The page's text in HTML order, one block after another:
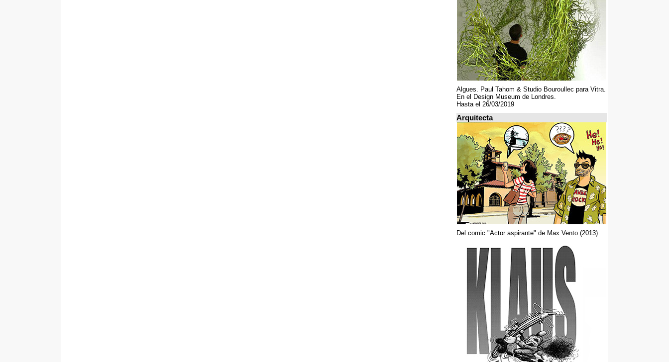
Algues. Paul Tahom & Studio Bouroullec para Vitra.
En el Design Museum de Londres.
Hasta el 26/03/2019
Arquitecta
Del comic "Actor aspirante" de Max Vento (2013)